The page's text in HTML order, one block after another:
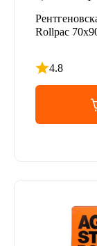
Rollpac
4.8
Рейтинг 4.8